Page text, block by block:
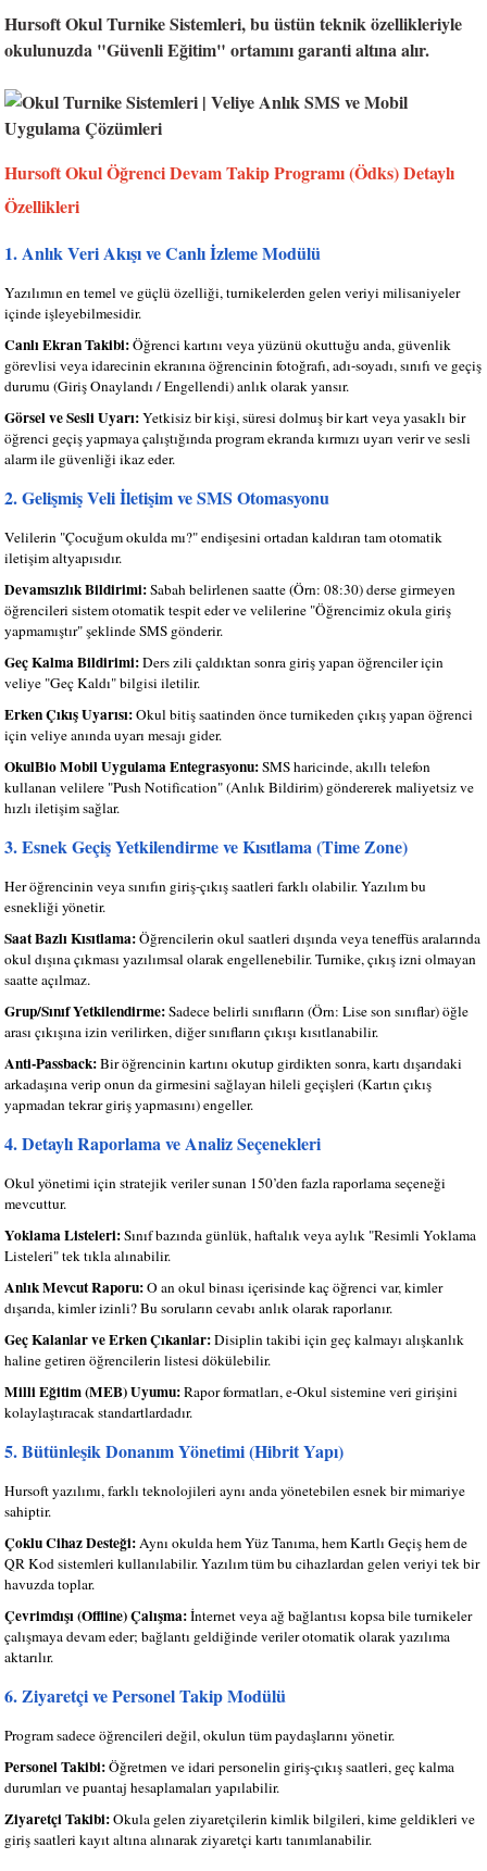
Hursoft Okul Turnike Sistemleri, bu üstün teknik özellikleriyle
okulunuzda "Güvenli Eğitim" ortamını garanti altına alır.
Hursoft Okul Öğrenci Devam Takip Programı (Ödks) Detaylı
Özellikleri
1. Anlık Veri Akışı ve Canlı İzleme Modülü
Yazılımın en temel ve güçlü özelliği, turnikelerden gelen veriyi milisaniyeler
içinde işleyebilmesidir.
Canlı Ekran Takibi:Öğrenci kartını veya yüzünü okuttuğu anda, güvenlik
görevlisi veya idarecinin ekranına öğrencinin fotoğrafı, adı-soyadı, sınıfı ve geçiş
durumu (Giriş Onaylandı / Engellendi) anlık olarak yansır.
Görsel ve Sesli Uyarı:Yetkisiz bir kişi, süresi dolmuş bir kart veya yasaklı bir
öğrenci geçiş yapmaya çalıştığında program ekranda kırmızı uyarı verir ve sesli
alarm ile güvenliği ikaz eder.
2. Gelişmiş Veli İletişim ve SMS Otomasyonu
Velilerin "Çocuğum okulda mı?" endişesini ortadan kaldıran tam otomatik
iletişim altyapısıdır.
Devamsızlık Bildirimi:Sabah belirlenen saatte (Örn: 08:30) derse girmeyen
öğrencileri sistem otomatik tespit eder ve velilerine "Öğrencimiz okula giriş
yapmamıştır" şeklinde SMS gönderir.
Geç Kalma Bildirimi:Ders zili çaldıktan sonra giriş yapan öğrenciler için
veliye "Geç Kaldı" bilgisi iletilir.
Erken Çıkış Uyarısı:Okul bitiş saatinden önce turnikeden çıkış yapan öğrenci
için veliye anında uyarı mesajı gider.
OkulBio Mobil Uygulama Entegrasyonu:SMS haricinde, akıllı telefon
kullanan velilere "Push Notification" (Anlık Bildirim) göndererek maliyetsiz ve
hızlı iletişim sağlar.
3. Esnek Geçiş Yetkilendirme ve Kısıtlama (Time Zone)
Her öğrencinin veya sınıfın giriş-çıkış saatleri farklı olabilir. Yazılım bu
esnekliği yönetir.
Saat Bazlı Kısıtlama:Öğrencilerin okul saatleri dışında veya teneffüs aralarında
okul dışına çıkması yazılımsal olarak engellenebilir. Turnike, çıkış izni olmayan
saatte açılmaz.
Grup/Sınıf Yetkilendirme:Sadece belirli sınıfların (Örn: Lise son sınıflar) öğle
arası çıkışına izin verilirken, diğer sınıfların çıkışı kısıtlanabilir.
Anti-Passback:Bir öğrencinin kartını okutup girdikten sonra, kartı dışarıdaki
arkadaşına verip onun da girmesini sağlayan hileli geçişleri (Kartın çıkış
yapmadan tekrar giriş yapmasını) engeller.
4. Detaylı Raporlama ve Analiz Seçenekleri
Okul yönetimi için stratejik veriler sunan 150’den fazla raporlama seçeneği
mevcuttur.
Yoklama Listeleri:Sınıf bazında günlük, haftalık veya aylık "Resimli Yoklama
Listeleri" tek tıkla alınabilir.
Anlık Mevcut Raporu:O an okul binası içerisinde kaç öğrenci var, kimler
dışarıda, kimler izinli? Bu soruların cevabı anlık olarak raporlanır.
Geç Kalanlar ve Erken Çıkanlar:Disiplin takibi için geç kalmayı alışkanlık
haline getiren öğrencilerin listesi dökülebilir.
Milli Eğitim (MEB) Uyumu:Rapor formatları, e-Okul sistemine veri girişini
kolaylaştıracak standartlardadır.
5. Bütünleşik Donanım Yönetimi (Hibrit Yapı)
Hursoft yazılımı, farklı teknolojileri aynı anda yönetebilen esnek bir mimariye
sahiptir.
Çoklu Cihaz Desteği:Aynı okulda hem Yüz Tanıma, hem Kartlı Geçiş hem de
QR Kod sistemleri kullanılabilir. Yazılım tüm bu cihazlardan gelen veriyi tek bir
havuzda toplar.
Çevrimdışı (Offline) Çalışma:İnternet veya ağ bağlantısı kopsa bile turnikeler
çalışmaya devam eder; bağlantı geldiğinde veriler otomatik olarak yazılıma
aktarılır.
6. Ziyaretçi ve Personel Takip Modülü
Program sadece öğrencileri değil, okulun tüm paydaşlarını yönetir.
Personel Takibi:Öğretmen ve idari personelin giriş-çıkış saatleri, geç kalma
durumları ve puantaj hesaplamaları yapılabilir.
Ziyaretçi Takibi:Okula gelen ziyaretçilerin kimlik bilgileri, kime geldikleri ve
giriş saatleri kayıt altına alınarak ziyaretçi kartı tanımlanabilir.